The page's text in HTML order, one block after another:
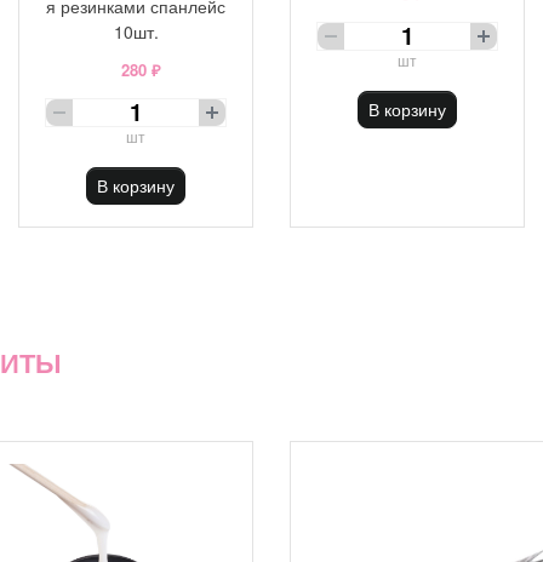
я резинками спанлейс
10шт.
280 ₽
шт
В корзину
шт
В корзину